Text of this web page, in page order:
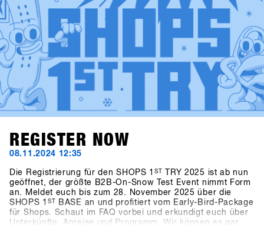
REGISTER NOW
08.11.2024 12:35
Die Registrierung für den SHOPS 1ST
TRY 2025 ist ab nun
geöffnet, der größte B2B-On-Snow Test Event nimmt Form
an. Meldet euch bis zum 28. November 2025 über die
SHOPS 1 ST
BASE an und profitiert vom Early-Bird-Package
für Shops. Schaut im FAQ vorbei und erkundigt euch über
Unterkünfte, Anreise und Programm. Wir können es gar